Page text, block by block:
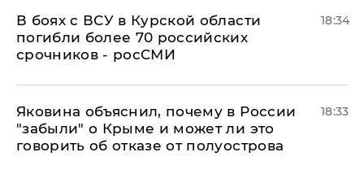
В боях с ВСУ в Курской области
погибли более 70 российских
срочников - росСМИ
18:34
Яковина объяснил, почему в России
"забыли" о Крыме и может ли это
говорить об отказе от полуострова
18:33